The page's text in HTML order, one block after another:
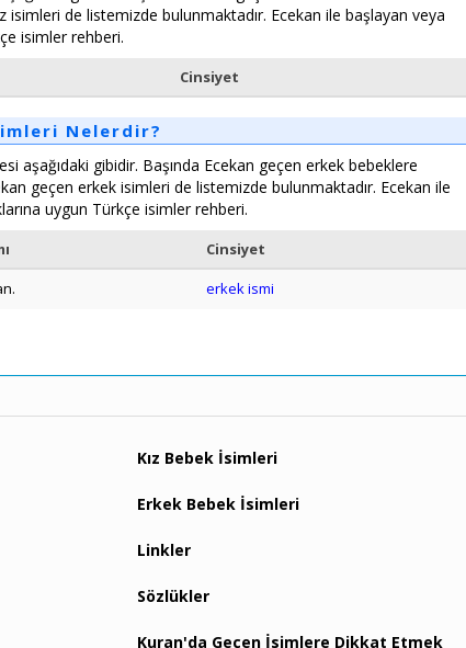
isimleri de listemizde bulunmaktadır. Ecekan ile başlayan veya
isimler rehberi.
Cinsiyet
Nelerdir?
aşağıdaki gibidir. Başında Ecekan geçen erkek bebeklere
geçen erkek isimleri de listemizde bulunmaktadır. Ecekan ile
uygun Türkçe isimler rehberi.
Cinsiyet
erkek ismi
Kız Bebek İsimleri
Erkek Bebek İsimleri
Linkler
Sözlükler
Kuran'da Geçen İsimlere Dikkat Etmek